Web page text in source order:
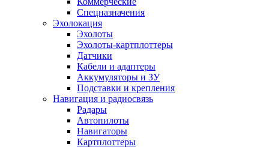
Спецназначения
Эхолокация
Эхолоты
Эхолоты-картплоттеры
Датчики
Кабели и адаптеры
Аккумуляторы и ЗУ
Подставки и крепления
Навигация и радиосвязь
Радары
Автопилоты
Навигаторы
Картплоттеры